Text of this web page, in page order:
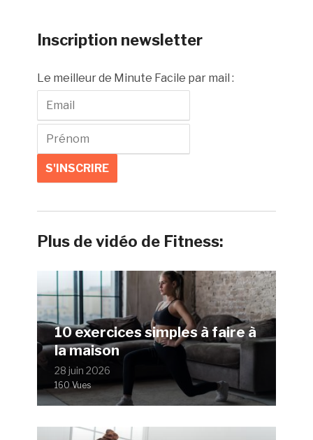
Inscription newsletter
Le meilleur de Minute Facile par mail :
Plus de vidéo de Fitness:
10 exercices simples à faire à
la maison
28 juin 2026
160 Vues